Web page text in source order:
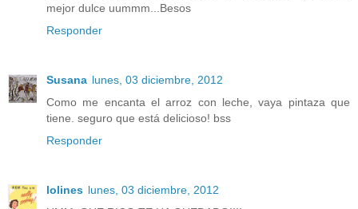
mejor dulce uummm...Besos
Responder
Susana lunes, 03 diciembre, 2012
Como me encanta el arroz con leche, vaya pintaza que
tiene. seguro que está delicioso! bss
Responder
lolines lunes, 03 diciembre, 2012